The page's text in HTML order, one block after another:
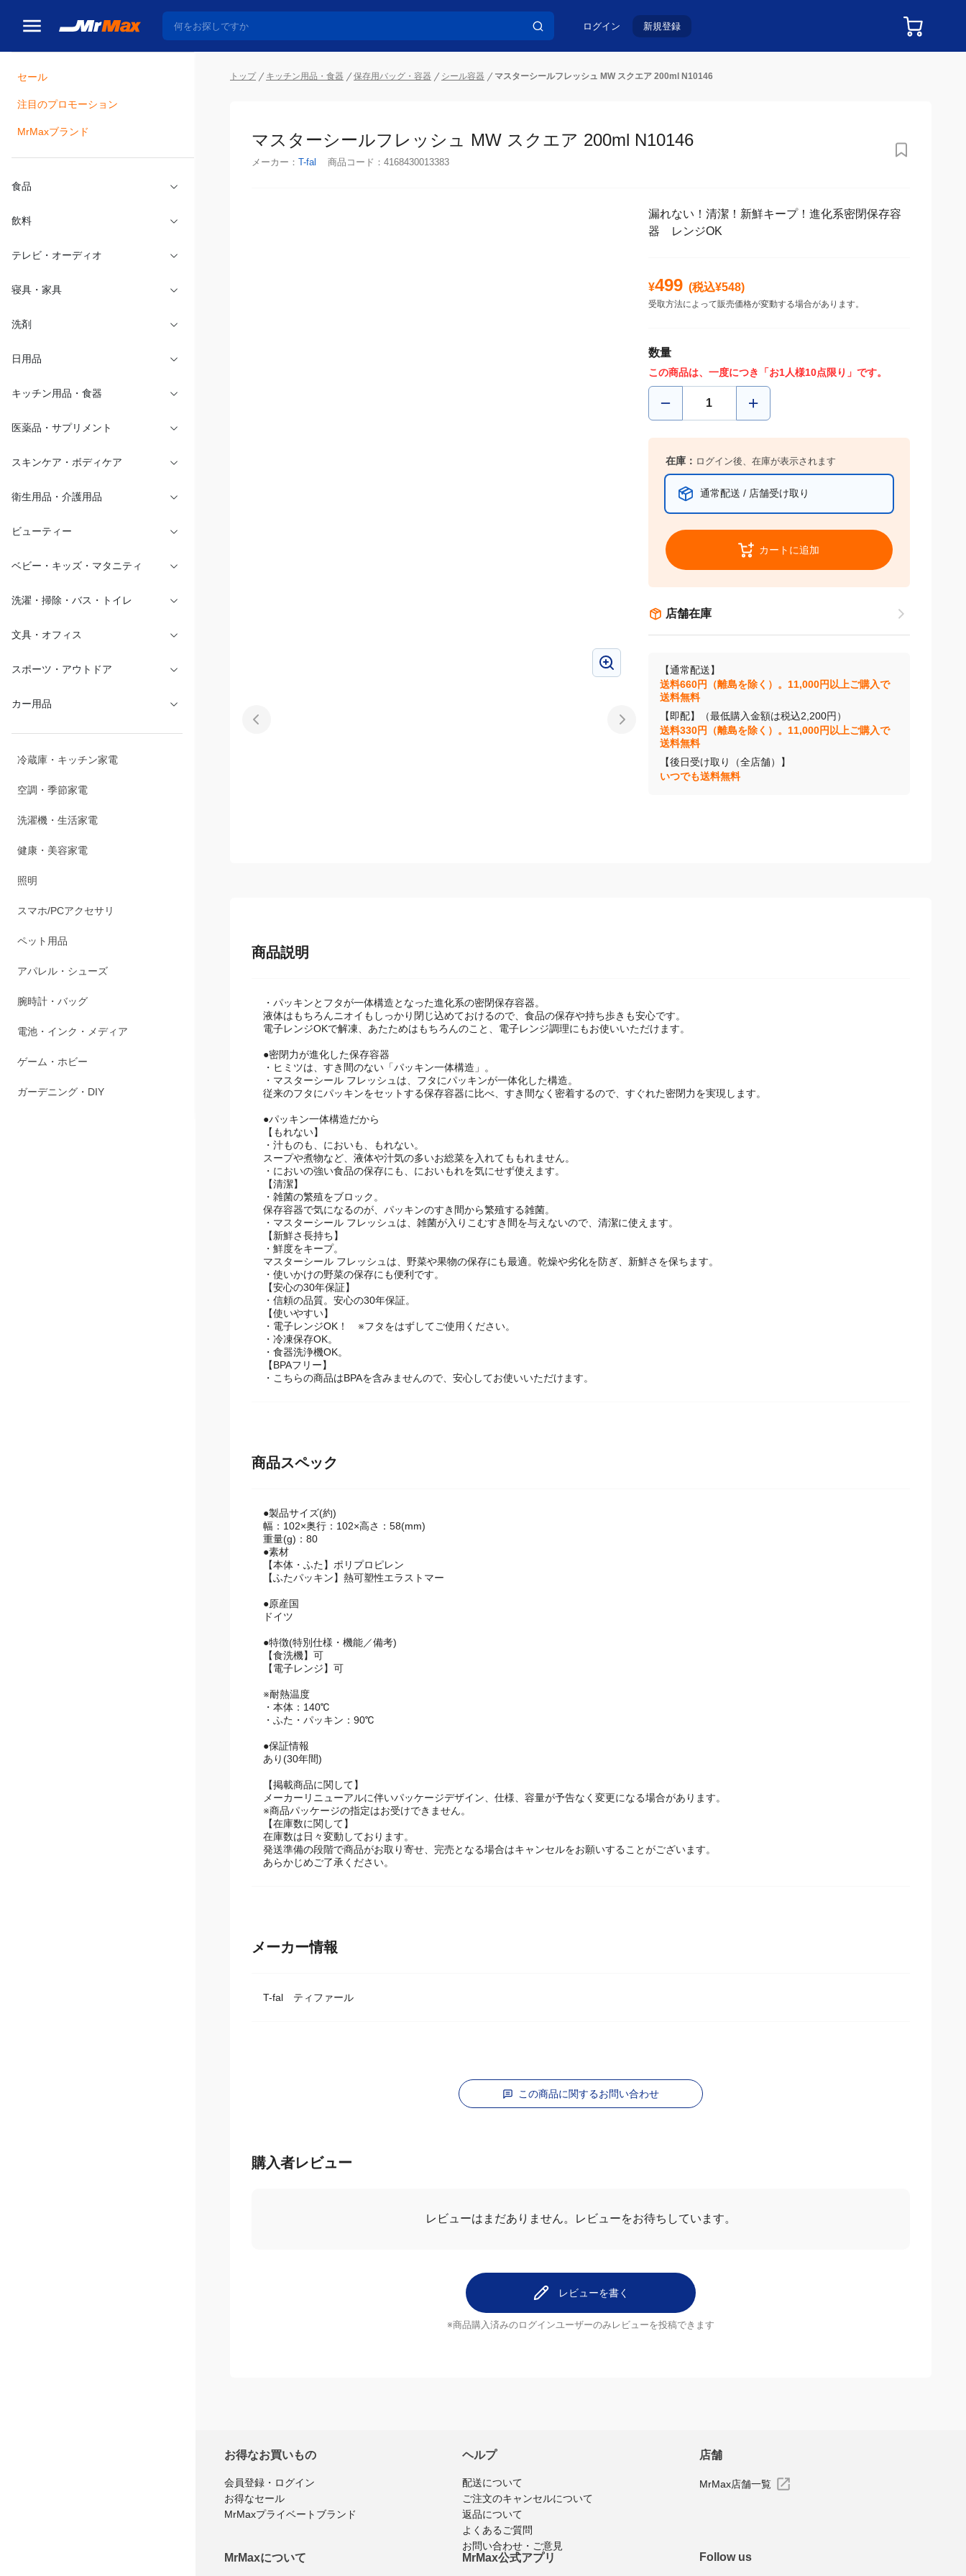
ログイン 新規登録
セール
注目のプロモーション
MrMaxブランド
食品
飲料
文具・オフィス
スポーツ・アウトドア
カー用品
冷蔵庫・キッチン家電
空調・季節家電
洗濯機・生活家電
健康・美容家電
トップ キッチン用品・食器 保存用バッグ・容器 シール容器 マスターシールフレッシュ MW スクエア 200ml N10146
マスターシールフレッシュ MW スクエア 200ml N10146
メーカー： T-fal 商品コード： 4168430013383
漏れない！清潔！新鮮キープ！進化系密閉保存容
器 レンジOK
¥499 (税込¥548)
受取方法によって販売価格が変動する場合があります。
数量
この商品は、一度につき「お1人様10点限り」です。
在庫： ログイン後、在庫が表示されます
通常配送 / 店舗受け取り
カートに追加
店舗在庫
【通常配送】
送料660円（離島を除く）。11,000円以上ご購入で
送料無料
【即配】（最低購入金額は税込2,200円）
送料330円（離島を除く）。11,000円以上ご購入で
送料無料
【後日受け取り（全店舗）】
・パッキンとフタが一体構造となった進化系の密閉保存容器。
液体はもちろんニオイもしっかり閉じ込めておけるので、食品の保存や持ち歩きも安心です。
●密閉力が進化した保存容器
・ヒミツは、すき間のない「パッキン一体構造」。
・マスターシール フレッシュは、フタにパッキンが一体化した構造。
●パッキン一体構造だから
【もれない】
・汁ものも、においも、もれない。
スープや煮物など、液体や汁気の多いお総菜を入れてももれません。
・においの強い食品の保存にも、においもれを気にせず使えます。
【清潔】
・雑菌の繁殖をブロック。
保存容器で気になるのが、パッキンのすき間から繁殖する雑菌。
・マスターシール フレッシュは、雑菌が入りこむすき間を与えないので、清潔に使えます。
【新鮮さ長持ち】
・鮮度をキープ。
マスターシール フレッシュは、野菜や果物の保存にも最適。乾燥や劣化を防ぎ、新鮮さを保ちます。
・使いかけの野菜の保存にも便利です。
【安心の30年保証】
・信頼の品質。安心の30年保証。
【使いやすい】
・電子レンジOK！ ※フタをはずしてご使用ください。
・冷凍保存OK。
・食器洗浄機OK。
【BPAフリー】
●製品サイズ(約)
幅：102×奥行：102×高さ：58(mm)
重量(g)：80
●素材
【本体・ふた】ポリプロピレン
●原産国
●特徴(特別仕様・機能／備考)
【食洗機】可
※耐熱温度
・本体：140℃
●保証情報
【掲載商品に関して】
メーカーリニューアルに伴いパッケージデザイン、仕様、容量が予告なく変更になる場合があります。
※商品パッケージの指定はお受けできません。
【在庫数に関して】
在庫数は日々変動しております。
発送準備の段階で商品がお取り寄せ、完売となる場合はキャンセルをお願いすることがございます。
この商品に関するお問い合わせ
レビューを書く
お得なお買いもの
会員登録・ログイン
お得なセール
MrMaxプライベートブランド
ヘルプ
配送について
ご注文のキャンセルについて
返品について
よくあるご質問
お問い合わせ・ご意見
店舗
MrMax店舗一覧
MrMaxについて MrMax公式アプリ Follow us